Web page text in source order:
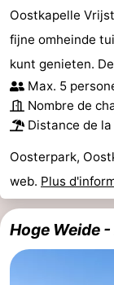
Oostkapelle
fijne omheinde
kunt genieten.
Max. 5
Nombre de
Distance de la
Oosterpark,
web. Plus
Hoge Weide -